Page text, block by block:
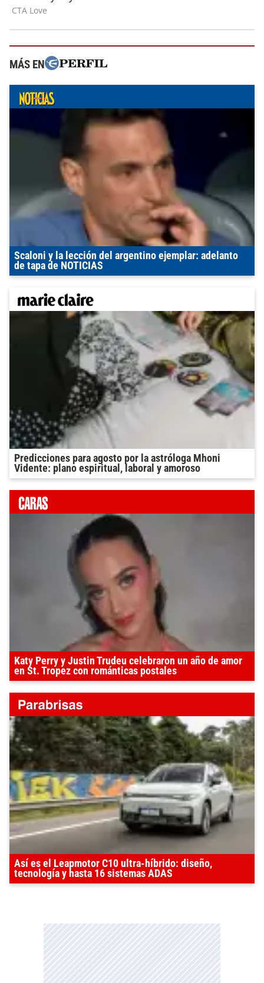
MÁS EN
Scaloni y la lección del argentino ejemplar: adelanto
de tapa de NOTICIAS
Predicciones para agosto por la astróloga Mhoni
Vidente: plano espiritual, laboral y amoroso
Katy Perry y Justin Trudeu celebraron un año de amor
en St. Tropez con románticas postales
Así es el Leapmotor C10 ultra-híbrido: diseño,
tecnología y hasta 16 sistemas ADAS